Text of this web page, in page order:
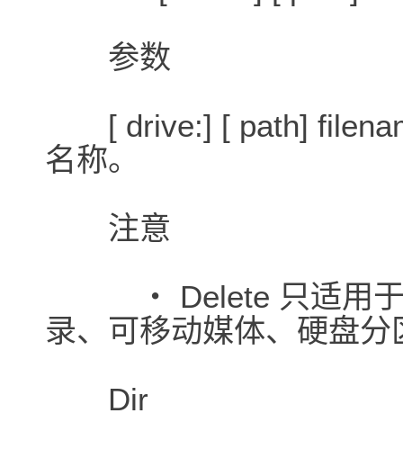
参数
[ drive:] [ path]
名称。
注意
・ Delete 只适用于
录、可移动媒体、硬盘
Dir